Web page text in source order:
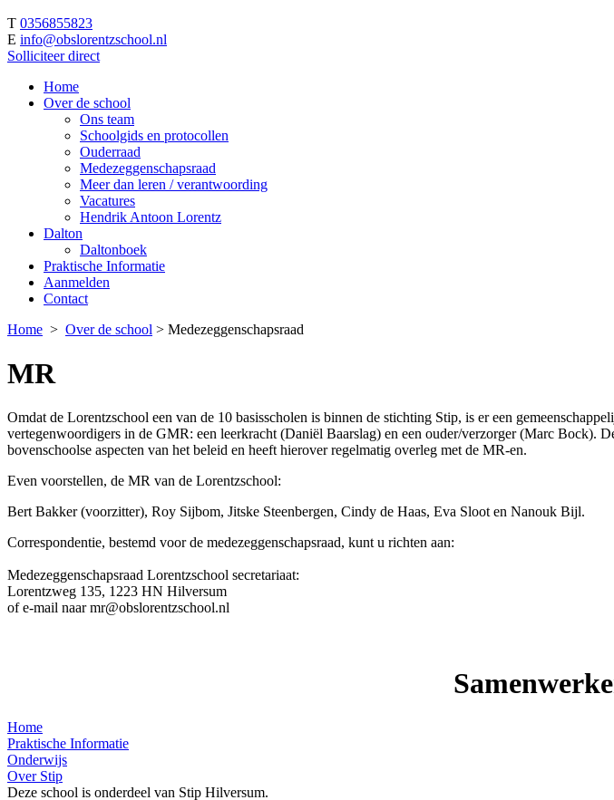
T 0356855823
E info@obslorentzschool.nl
Solliciteer direct
Home
Over de school
Ons team
Schoolgids en protocollen
Ouderraad
Medezeggenschapsraad
Meer dan leren / verantwoording
Vacatures
Hendrik Antoon Lorentz
Dalton
Daltonboek
Praktische Informatie
Aanmelden
Contact
Home > Over de school > Medezeggenschapsraad
MR
Omdat de Lorentzschool een van de 10 basisscholen is binnen de stichting Stip, is er een
vertegenwoordigers in de GMR: een leerkracht (Daniël Baarslag) en een ouder/verzorger (Marc Bock).
bovenschoolse aspecten van het beleid en heeft hierover regelmatig overleg met de MR-en.
Even voorstellen, de MR van de Lorentzschool:
Bert Bakker (voorzitter), Roy Sijbom, Jitske Steenbergen, Cindy de Haas, Eva Sloot en Nanouk Bijl.
Correspondentie, bestemd voor de medezeggenschapsraad, kunt u richten aan:
Medezeggenschapsraad Lorentzschool secretariaat:
Lorentzweg 135, 1223 HN Hilversum
of e-mail naar mr@obslorentzschool.nl
Home
Praktische Informatie
Onderwijs
Over Stip
Deze school is onderdeel van Stip Hilversum.